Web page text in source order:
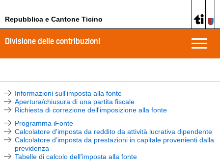
Repubblica e Cantone Ticino
Toggle
Divisione delle contribuzioni
Informazioni sull'imposta alla fonte
Apertura/chiusura di una partita fiscale
Richiesta di correzione dell'imposizione alla fonte
Programma iFonte
Calcolatore d'imposta da reddito da attività lucrativa dipendente
Calcolatore d’imposta da prestazioni in capitale provenienti dalla
previdenza
Tabelle di calcolo dell'imposta alla fonte